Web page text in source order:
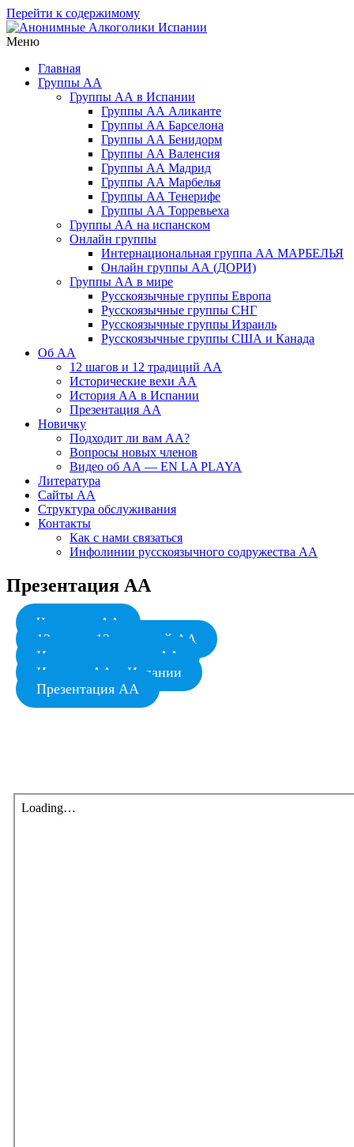
Перейти к содержимому
Барселоне, Бенедорме, Валенсии, Мадриде, Марбелье,
Торревьехе и на о. Тенерифе
Меню
Главная
Группы АА
Группы АА в Испании
Группы АА Аликанте
Группы АА Барселона
Группы АА Бенидорм
Группы АА Валенсия
Группы АА Мадрид
Группы АА Марбелья
Группы АА Тенерифе
Группы АА Торревьеха
Группы АА на испанском
Онлайн группы
Интернациональная группа АА МАРБЕЛЬЯ
Онлайн группы АА (ДОРИ)
Группы АА в мире
Русскоязычные группы Европа
Русскоязычные группы СНГ
Русскоязычные группы Израиль
Русскоязычные группы США и Канада
Об АА
12 шагов и 12 традиций АА
Исторические вехи АА
История АА в Испании
Презентация АА
Новичку
Подходит ли вам АА?
Вопросы новых членов
Видео об АА — EN LA PLAYA
Литература
Сайты АА
Структура обслуживания
Контакты
Как с нами связаться
Инфолинии русскоязычного содружества АА
Презентация АА
Что такое АА
12 шагов 12 традиций АА
Исторические вехи АА
История АА в Испании
Презентация АА